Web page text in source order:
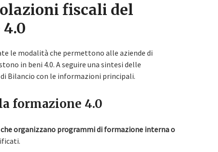
fiscali del
le modalità che permettono alle aziende di
in beni 4.0. A seguire una sintesi delle
Bilancio con le informazioni principali.
formazione 4.0
organizzano programmi di formazione interna o